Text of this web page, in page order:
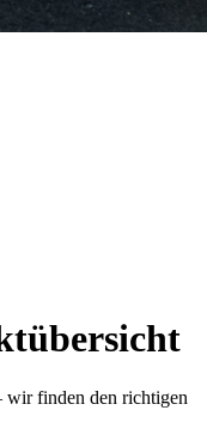
wir finden den richtigen